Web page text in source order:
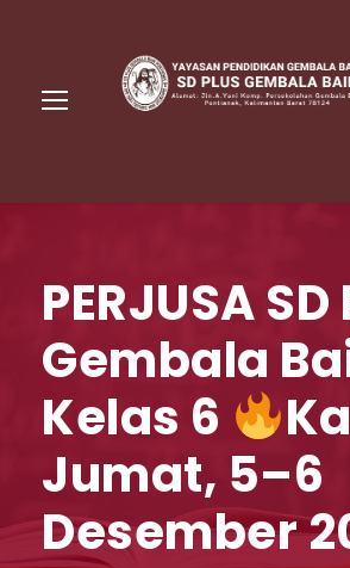
PERJUSA
Gembala
Kelas 6
Jumat, 5–6
Desember